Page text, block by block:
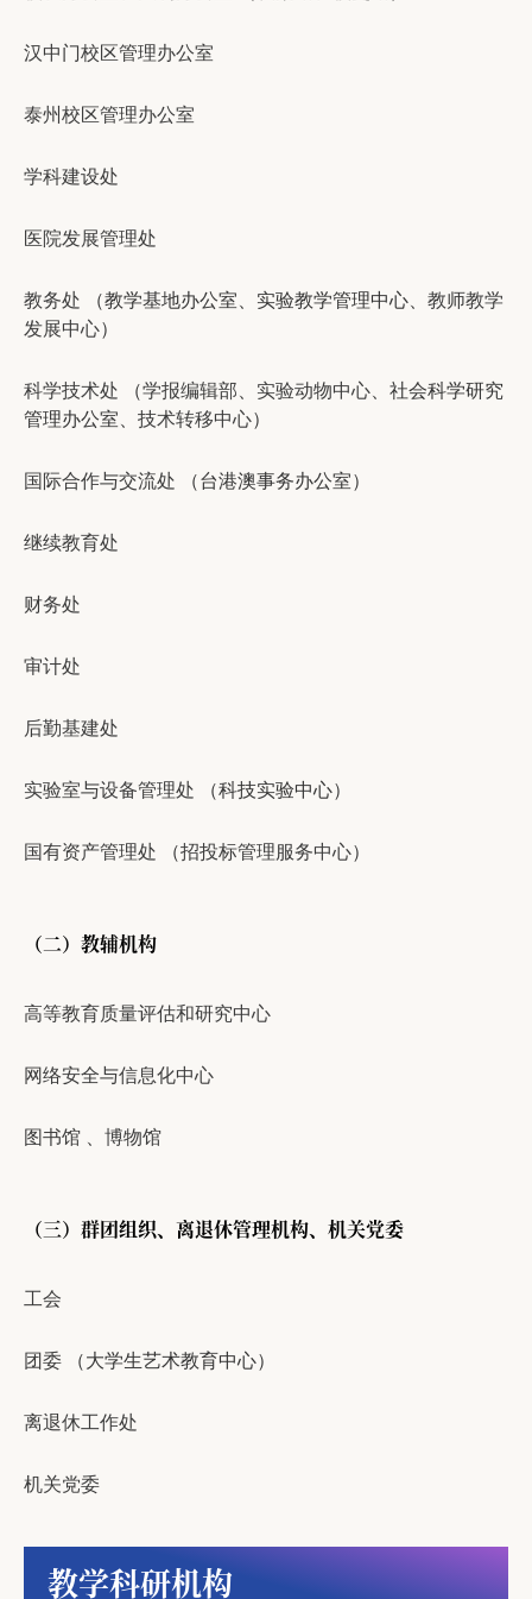
汉中门校区管理办公室
泰州校区管理办公室
学科建设处
医院发展管理处
教务处 （教学基地办公室、实验教学管理中心、 教师教学
发展中心）
科学技术处 （学报编辑部 实验动物中心 、社会科学研究
管理办公室、 技术转移中心）
国际合作与交流处 （台港澳事务办公室）
继续教育处
财务处
审计处
后勤基建处
实验室与设备管理处 （科技实验中心）
国有资产管理处 （招投标管理服务中心）
（二）教辅机构
高等教育质量评估和研究中心
网络安全与信息化中心
图书馆 博物馆
（三）群团组织、离退休管理机构、机关党委
工会
团委 （大学生艺术教育中心）
离退休工作处
机关党委
教学科研机构